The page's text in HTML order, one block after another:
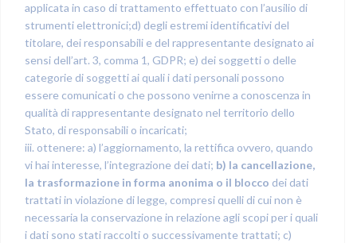
applicata in caso di trattamento effettuato con l’ausilio di
strumenti elettronici;d) degli estremi identificativi del
titolare, dei responsabili e del rappresentante designato ai
sensi dell’art. 3, comma 1, GDPR; e) dei soggetti o delle
categorie di soggetti ai quali i dati personali possono
essere comunicati o che possono venirne a conoscenza in
qualità di rappresentante designato nel territorio dello
Stato, di responsabili o incaricati;
iii. ottenere: a) l’aggiornamento, la rettifica ovvero, quando
vi hai interesse, l’integrazione dei dati; b) la cancellazione,
la trasformazione in forma anonima o il blocco dei dati
trattati in violazione di legge, compresi quelli di cui non è
necessaria la conservazione in relazione agli scopi per i quali
i dati sono stati raccolti o successivamente trattati; c)